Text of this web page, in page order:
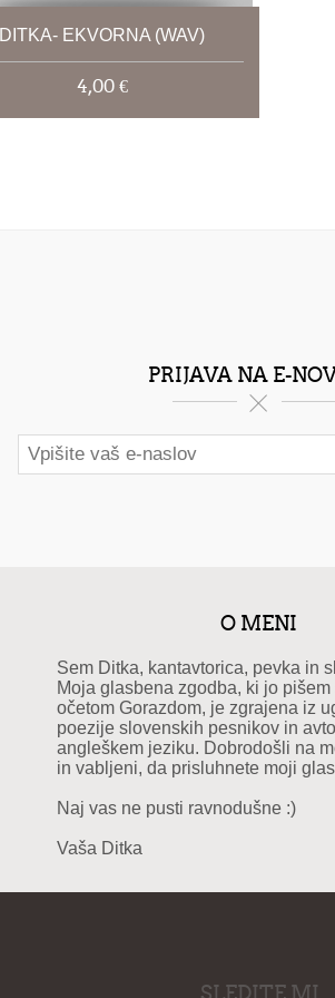
DITKA- EKVORNA (WAV)
4,00 €
PRIJAVA NA E-
O MENI
Sem Ditka, kantavtorica, pevka in
Moja glasbena zgodba, ki jo
očetom Gorazdom, je zgrajena iz
poezije slovenskih pesnikov in
angleškem jeziku. Dobrodošli na
in vabljeni, da prisluhnete moji
Naj vas ne pusti ravnodušne :)
Vaša Ditka